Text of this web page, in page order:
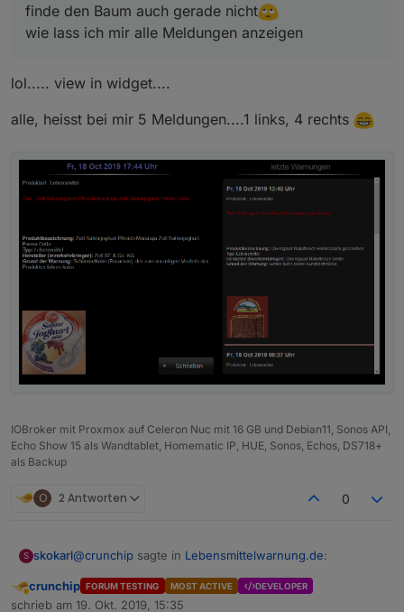
finde den Baum auch gerade nicht
wie lass ich mir alle Meldungen anzeigen
lol..... view in widget....
alle, heisst bei mir 5 Meldungen....1 links, 4 rechts
IOBroker mit Proxmox auf Celeron Nuc mit 16 GB und Debian11, Sonos API,
Echo Show 15 als Wandtablet, Homematic IP, HUE, Sonos, Echos, DS718+
als Backup
O 2 Antworten 0
S skokarl@crunchip sagte in Lebensmittelwarnung.de:
@skokarlsagte in
Abwesend
crunchip FORUM TESTING MOST ACTIVE DEVELOPER
schrieb am 19. Okt. 2019, 15:35